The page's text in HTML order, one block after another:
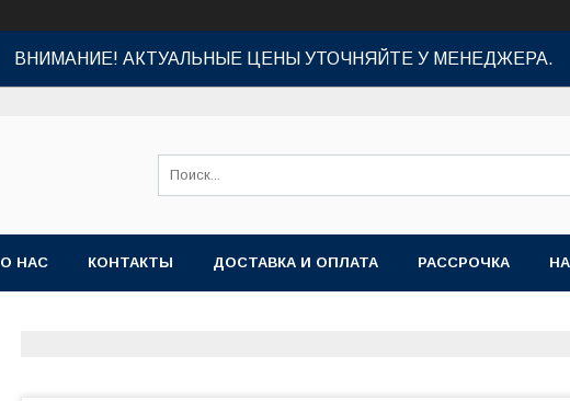
ВНИМАНИЕ! АКТУАЛЬНЫЕ ЦЕНЫ УТОЧНЯЙТЕ У МЕНЕДЖЕРА.
О НАС КОНТАКТЫ ДОСТАВКА И ОПЛАТА РАССРОЧКА